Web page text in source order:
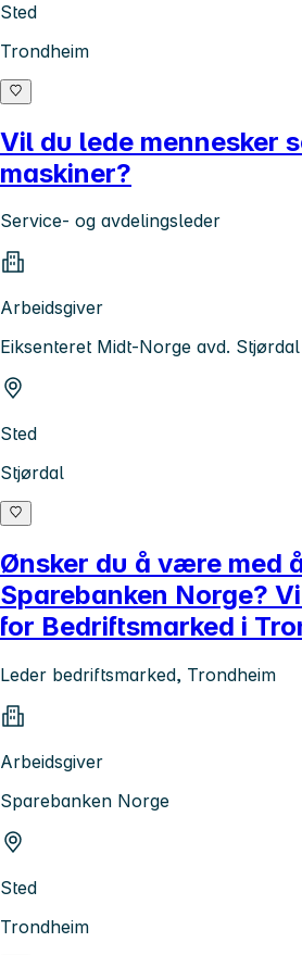
Sted
Trondheim
Vil du lede mennesker
maskiner?
Service- og avdelingsleder
Arbeidsgiver
Eiksenteret Midt-Norge avd. Stjørdal
Sted
Stjørdal
Ønsker du å være med
Sparebanken Norge?
for Bedriftsmarked i
Leder bedriftsmarked, Trondheim
Arbeidsgiver
Sparebanken Norge
Sted
Trondheim